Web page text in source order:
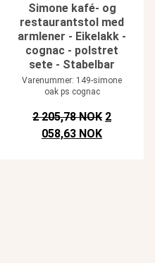
Simone kafé- og
restaurantstol med
armlener - Eikelakk -
cognac - polstret
sete - Stabelbar
Varenummer: 149-simone
oak ps cognac
2 205,78 NOK 2
058,63 NOK